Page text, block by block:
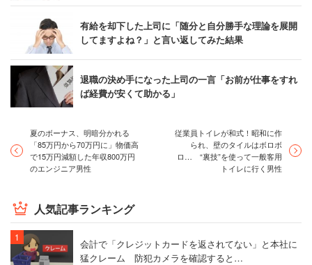
有給を却下した上司に「随分と自分勝手な理論を展開
してますよね？」と言い返してみた結果
退職の決め手になった上司の一言「お前が仕事をすれ
ば経費が安くて助かる」
夏のボーナス、明暗分かれる
「85万円から70万円に」物価高
で15万円減額した年収800万円
のエンジニア男性
従業員トイレが和式！昭和に作
られ、壁のタイルはボロボ
ロ… “裏技”を使って一般客用
トイレに行く男性
人気記事ランキング
会計で「クレジットカードを返されてない」と本社に
猛クレーム 防犯カメラを確認すると…